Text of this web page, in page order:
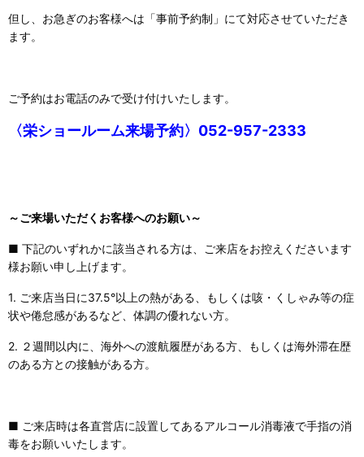
但し、お急ぎのお客様へは「事前予約制」にて対応させていただき
ます。
ご予約はお電話のみで受け付けいたします。
〈栄ショールーム来場予約〉052-957-2333
～ご来場いただくお客様へのお願い～
■ 下記のいずれかに該当される方は、ご来店をお控えくださいます
様お願い申し上げます。
1. ご来店当日に37.5°以上の熱がある、もしくは咳・くしゃみ等の症
状や倦怠感があるなど、体調の優れない方。
2. ２週間以内に、海外への渡航履歴がある方、もしくは海外滞在歴
のある方との接触がある方。
■ ご来店時は各直営店に設置してあるアルコール消毒液で手指の消
毒をお願いいたします。